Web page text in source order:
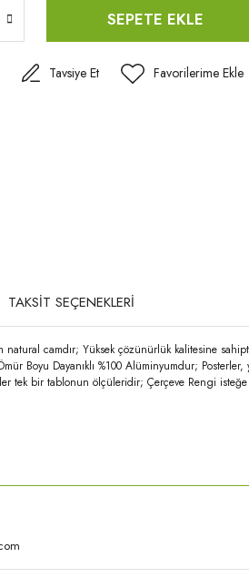
SEPETE EKLE
Tavsiye Et
TAKSİT SEÇENEKLERİ
natural camdır; Yüksek çözünürlük kalitesine
Dayanıklı %100 Alüminyumdur; Posterler,
tek bir tablonun ölçüleridir; Çerçeve Rengi